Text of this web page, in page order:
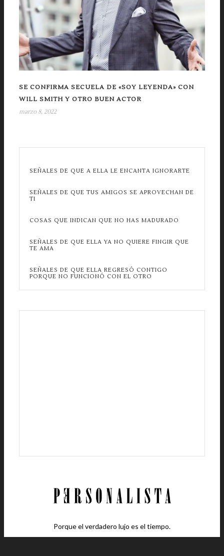
SE CONFIRMA SECUELA DE «SOY LEYENDA» CON
WILL SMITH Y OTRO BUEN ACTOR
marzo 8, 2022
SEÑALES DE QUE A ELLA LE ENCANTA IGNORARTE
SEÑALES DE QUE TUS AMIGOS SE APROVECHAN DE
TI
COSAS QUE INDICAN QUE NO HAS MADURADO
SEÑALES DE QUE ELLA YA NO QUIERE FINGIR QUE
TE AMA
SEÑALES DE QUE ELLA REGRESÓ CONTIGO
PORQUE NO FUNCIONÓ CON EL OTRO
Porque el verdadero lujo es el tiempo.